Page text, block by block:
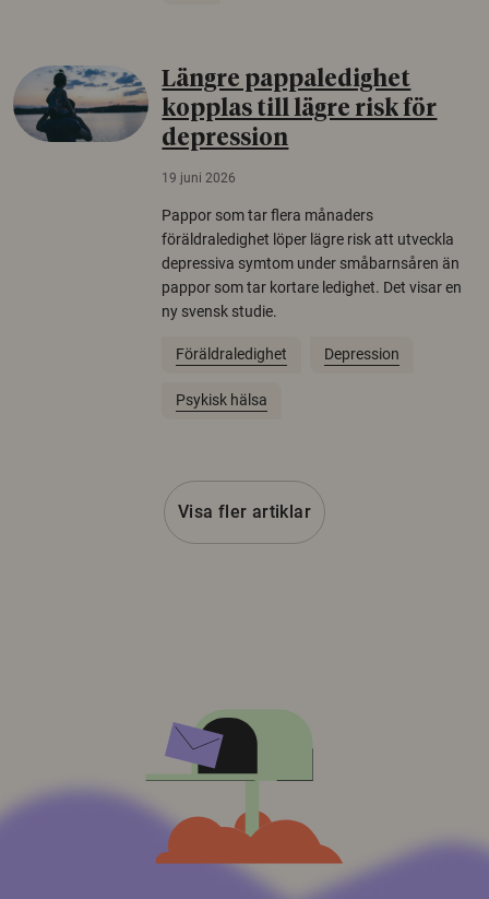
Längre pappaledighet
kopplas till lägre risk för
depression
19 juni 2026
Pappor som tar flera månaders
föräldraledighet löper lägre risk att utveckla
depressiva symtom under småbarnsåren än
pappor som tar kortare ledighet. Det visar en
ny svensk studie.
Föräldraledighet Depression
Psykisk hälsa
Visa fler artiklar